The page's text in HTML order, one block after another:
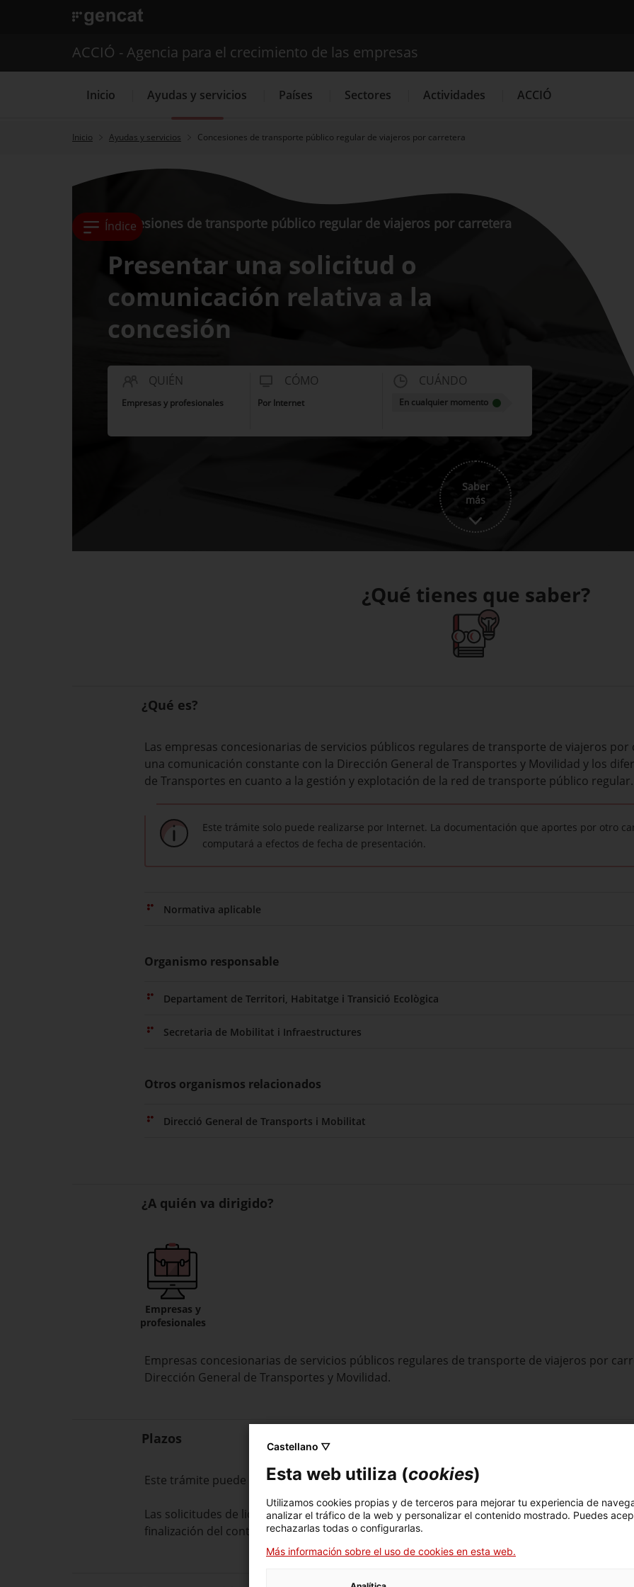
. Abrir en una nueva ventana.
Buscador
ACCIÓ - Agencia para el crecimiento de las empresas
Inicio Ayudas y servicios Países Sectores Actividades ACCIÓ
Inicio Ayudas y servicios Concesiones de transporte público regular de viajeros por carretera
Índice
Concesiones de transporte público regular de viajeros por carretera
Presentar una solicitud o
comunicación relativa a la
concesión
QUIÉN
Empresas y profesionales
CÓMO
Por Internet
CUÁNDO
En cualquier momento
Saber
más
¿Qué tienes que saber?
¿Qué es?
Las empresas concesionarias de servicios públicos regulares de transporte de viajeros por
una comunicación constante con la Dirección General de Transportes y Movilidad y los
de Transportes en cuanto a la gestión y explotación de la red de transporte público regular.
Este trámite solo puede realizarse por Internet. La documentación que aportes por otro
computará a efectos de fecha de presentación.
Normativa aplicable
Organismo responsable
Departament de Territori, Habitatge i Transició Ecològica
Secretaria de Mobilitat i Infraestructures
Otros organismos relacionados
Direcció General de Transports i Mobilitat
¿A quién va dirigido?
Empresas y
profesionales
Empresas concesionarias de servicios públicos regulares de transporte de viajeros por
Dirección General de Transportes y Movilidad.
Plazos
Este trámite puede solicitarse en cualquier momento.
Las solicitudes de liquidación de contrato programa deben presentarse antes del 31 de
finalización del contrato.
Castellano ▽
Esta web utiliza (cookies)
Utilizamos cookies propias y de terceros para mejorar tu experiencia de
analizar el tráfico de la web y personalizar el contenido mostrado. Puedes
rechazarlas todas o configurarlas.
Más información sobre el uso de cookies en esta web.